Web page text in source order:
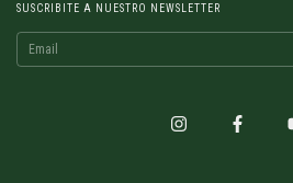
SUSCRIBITE A NUESTRO NEWSLETTER